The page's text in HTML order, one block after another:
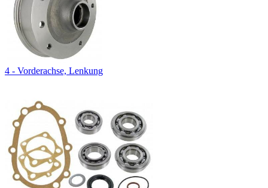
4 - Vorderachse, Lenkung